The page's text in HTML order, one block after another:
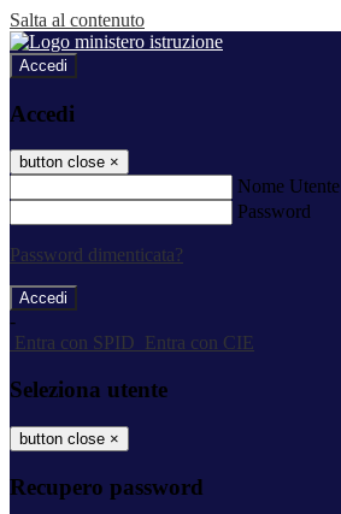
Salta al contenuto
Accedi
Accedi
button close ×
Nome Utente
Password
Password dimenticata?
-
Entra con SPID
Entra con CIE
Seleziona utente
button close ×
Recupero password